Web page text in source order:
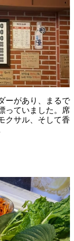
ーがあり、まるで
っていました。席
クサル、そして香